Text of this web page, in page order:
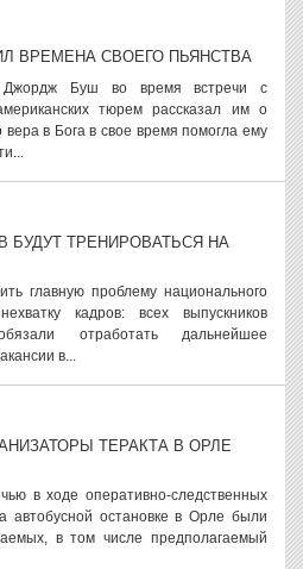
ВРЕМЕНА СВОЕГО ПЬЯНСТВА
Джордж Буш во время встречи с
тюрем рассказал им о
в Бога в свое время помогла ему
БУДУТ ТРЕНИРОВАТЬСЯ НА
главную проблему национального
кадров: всех выпускников
отработать дальнейшее
в...
ТЕРАКТА В ОРЛЕ
в ходе оперативно-следственных
автобусной остановке в Орле были
в том числе предполагаемый